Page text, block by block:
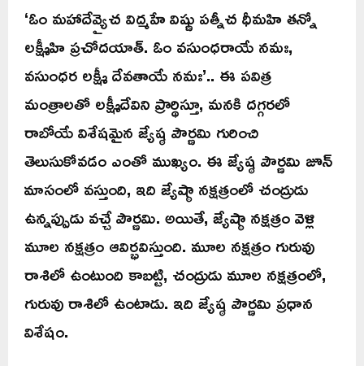
‘ఓం మహాదేవ్యైచ విద్మహే విష్ణు పత్నీచ ధీమహి తన్నో
లక్ష్మీహి ప్రచోదయాత్. ఓం వసుంధరాయే నమః,
వసుంధర లక్ష్మీ దేవతాయే నమః’.. ఈ పవిత్ర
మంత్రాలతో లక్ష్మీదేవిని ప్రార్థిస్తూ, మనకి దగ్గరలో
రాబోయే విశేషమైన జ్యేష్ఠ పౌర్ణమి గురించి
తెలుసుకోవడం ఎంతో ముఖ్యం. ఈ జ్యేష్ఠ పౌర్ణమి జూన్
మాసంలో వస్తుంది, ఇది జ్యేష్ఠా నక్షత్రంలో చంద్రుడు
ఉన్నప్పుడు వచ్చే పౌర్ణమి. అయితే, జ్యేష్ఠా నక్షత్రం వెళ్లి
మూల నక్షత్రం ఆవిర్భవిస్తుంది. మూల నక్షత్రం గురువు
రాశిలో ఉంటుంది కాబట్టి, చంద్రుడు మూల నక్షత్రంలో,
గురువు రాశిలో ఉంటాడు. ఇది జ్యేష్ఠ పౌర్ణమి ప్రధాన
విశేషం.